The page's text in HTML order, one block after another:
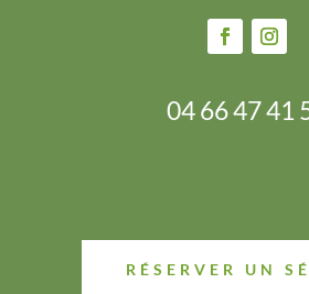
04 66 47 41
RÉSERVER UN